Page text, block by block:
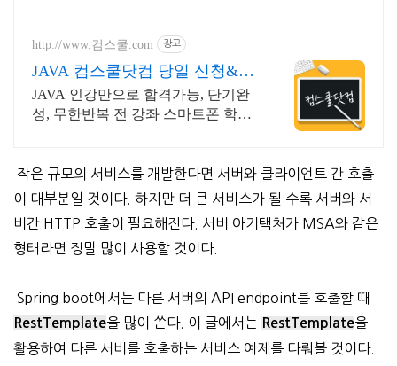
http://www.컴스쿨.com 광고
JAVA 컴스쿨닷컴 당일 신청&결
제시 기프티콘!
JAVA 인강만으로 합격가능, 단기완
성, 무한반복 전 강좌 스마트폰 학습
작은 규모의 서비스를 개발한다면 서버와 클라이언트 간 호출
이 대부분일 것이다. 하지만 더 큰 서비스가 될 수록 서버와 서
버간 HTTP 호출이 필요해진다. 서버 아키택처가 MSA와 같은
형태라면 정말 많이 사용할 것이다.
Spring boot에서는 다른 서버의 API endpoint를 호출할 때
RestTemplate을 많이 쓴다. 이 글에서는 RestTemplate을
활용하여 다른 서버를 호출하는 서비스 예제를 다뤄볼 것이다.